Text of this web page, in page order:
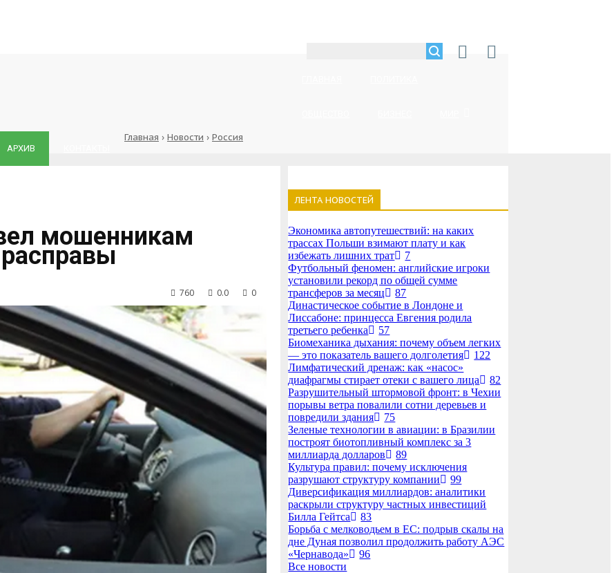
АРХИВ
Главная › Новости › Россия
мошенникам
760 0.0 0
ЛЕНТА НОВОСТЕЙ
Экономика автопутешествий: на каких
трассах Польши взимают плату и как
избежать лишних трат
7
Футбольный феномен: английские игроки
установили рекорд по общей сумме
трансферов за месяц
87
Династическое событие в Лондоне и
Лиссабоне: принцесса Евгения родила
третьего ребенка
57
Биомеханика дыхания: почему объем легких
— это показатель вашего долголетия
122
Лимфатический дренаж: как «насос»
диафрагмы стирает отеки с вашего лица
82
Разрушительный штормовой фронт: в Чехии
порывы ветра повалили сотни деревьев и
повредили здания
75
Зеленые технологии в авиации: в Бразилии
построят биотопливный комплекс за 3
миллиарда долларов
89
Культура правил: почему исключения
разрушают структуру компании
99
Диверсификация миллиардов: аналитики
раскрыли структуру частных инвестиций
Билла Гейтса
83
Борьба с мелководьем в ЕС: подрыв скалы на
дне Дуная позволил продолжить работу АЭС
«Чернавода»
96
Все новости